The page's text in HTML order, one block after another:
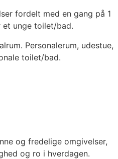
fordelt med en gang på 1
et unge toilet/bad.
Personalerum, udestue,
toilet/bad.
og fredelige omgivelser,
og ro i hverdagen.